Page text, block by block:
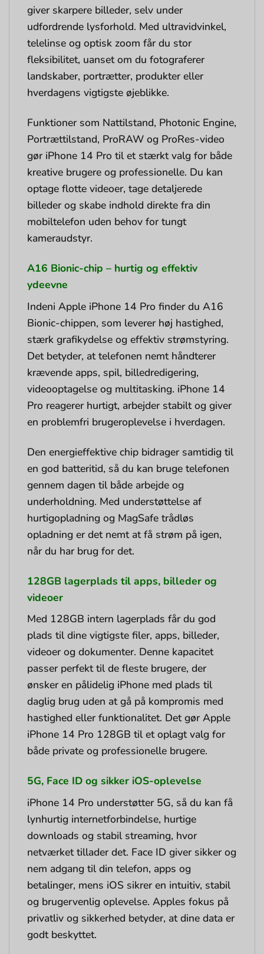
giver skarpere billeder, selv under
udfordrende lysforhold. Med ultravidvinkel,
telelinse og optisk zoom får du stor
fleksibilitet, uanset om du fotograferer
landskaber, portrætter, produkter eller
hverdagens vigtigste øjeblikke.
Funktioner som Nattilstand, Photonic Engine,
Portrættilstand, ProRAW og ProRes-video
gør iPhone 14 Pro til et stærkt valg for både
kreative brugere og professionelle. Du kan
optage flotte videoer, tage detaljerede
billeder og skabe indhold direkte fra din
mobiltelefon uden behov for tungt
kameraudstyr.
A16 Bionic-chip – hurtig og effektiv
ydeevne
Indeni Apple iPhone 14 Pro finder du A16
Bionic-chippen, som leverer høj hastighed,
stærk grafikydelse og effektiv strømstyring.
Det betyder, at telefonen nemt håndterer
krævende apps, spil, billedredigering,
videooptagelse og multitasking. iPhone 14
Pro reagerer hurtigt, arbejder stabilt og giver
en problemfri brugeroplevelse i hverdagen.
Den energieffektive chip bidrager samtidig til
en god batteritid, så du kan bruge telefonen
gennem dagen til både arbejde og
underholdning. Med understøttelse af
hurtigopladning og MagSafe trådløs
opladning er det nemt at få strøm på igen,
når du har brug for det.
128GB lagerplads til apps, billeder og
videoer
Med 128GB intern lagerplads får du god
plads til dine vigtigste filer, apps, billeder,
videoer og dokumenter. Denne kapacitet
passer perfekt til de fleste brugere, der
ønsker en pålidelig iPhone med plads til
daglig brug uden at gå på kompromis med
hastighed eller funktionalitet. Det gør Apple
iPhone 14 Pro 128GB til et oplagt valg for
både private og professionelle brugere.
5G, Face ID og sikker iOS-oplevelse
iPhone 14 Pro understøtter 5G, så du kan få
lynhurtig internetforbindelse, hurtige
downloads og stabil streaming, hvor
netværket tillader det. Face ID giver sikker og
nem adgang til din telefon, apps og
betalinger, mens iOS sikrer en intuitiv, stabil
og brugervenlig oplevelse. Apples fokus på
privatliv og sikkerhed betyder, at dine data er
godt beskyttet.